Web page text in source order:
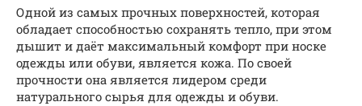
Одной из самых прочных поверхностей, которая
обладает способностью сохранять тепло, при этом
дышит и даёт максимальный комфорт при носке
одежды или обуви, является кожа. По своей
прочности она является лидером среди
натурального сырья для одежды и обуви.